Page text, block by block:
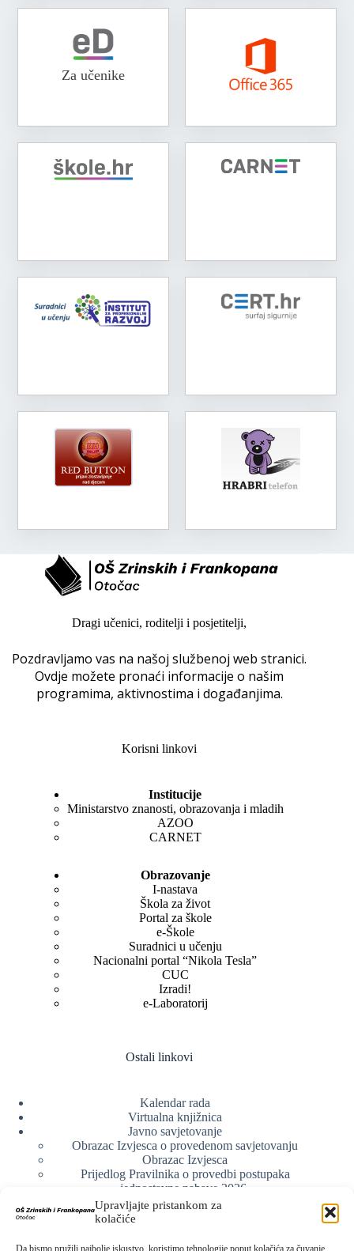
Upravljajte pristankom za
kolačiće
Da bismo pružili najbolje iskustvo, koristimo tehnologije poput kolačića za čuvanje
Za učenike
Dragi učenici, roditelji i posjetitelji,
Pozdravljamo vas na našoj službenoj web stranici.
Ovdje možete pronaći informacije o našim
programima, aktivnostima i događanjima.
Korisni linkovi
Institucije
Ministarstvo znanosti, obrazovanja i mladih
AZOO
CARNET
Obrazovanje
I-nastava
Škola za život
Portal za škole
e-Škole
Suradnici u učenju
Nacionalni portal “Nikola Tesla”
CUC
Izradi!
e-Laboratorij
Ostali linkovi
Kalendar rada
Virtualna knjižnica
Javno savjetovanje
Obrazac Izvjesca o provedenom savjetovanju
Obrazac Izvjesca
Prijedlog Pravilnika o provedbi postupaka
jednostavne nabave 2026.
Obrazlozenje uz prijedlog Pravilnika o provedbi
postupka jednostavne nabave
Web arhiva